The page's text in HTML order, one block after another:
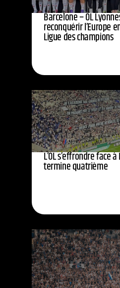
Barcelone – OL
reconquérir l’Europe
Ligue des champions
L’OL s’effrondre face
termine quatrième